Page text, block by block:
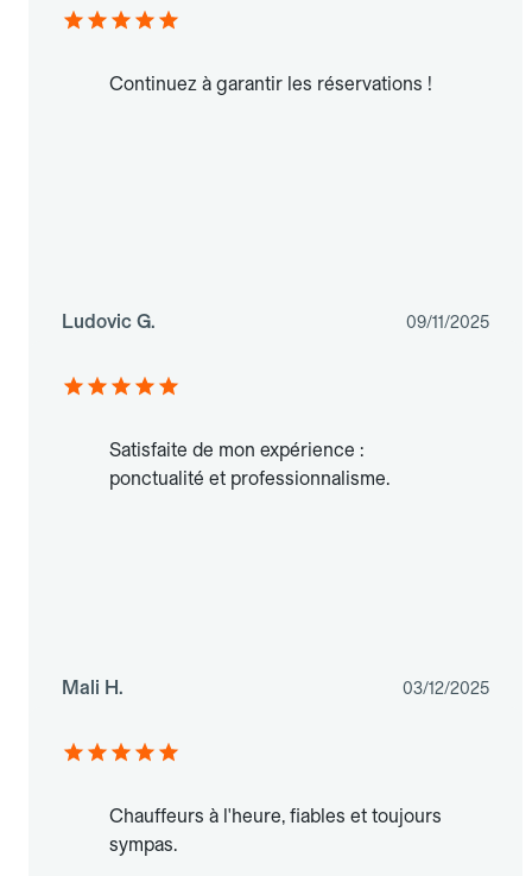
Continuez à garantir les réservations !
Ludovic G. 09/11/2025
Satisfaite de mon expérience :
ponctualité et professionnalisme.
Mali H. 03/12/2025
Chauffeurs à l'heure, fiables et toujours
sympas.